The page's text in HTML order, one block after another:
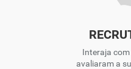
Interaja
avaliaram a